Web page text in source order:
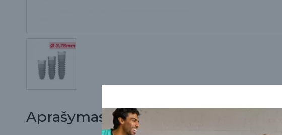
Aprašymas